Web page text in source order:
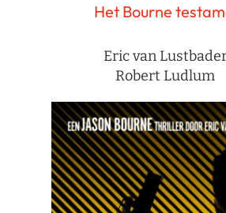
Het Bourne
Eric van
Robert Ludlum